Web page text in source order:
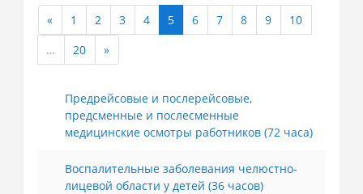
«
Назад
1 2 3 4
5
(текущая)
6 7 8 9
10
…
20
»
Далее
Предрейсовые и послерейсовые,
предсменные и послесменные
медицинские осмотры работников (72 часа)
Воспалительные заболевания челюстно-
лицевой области у детей (36 часов)